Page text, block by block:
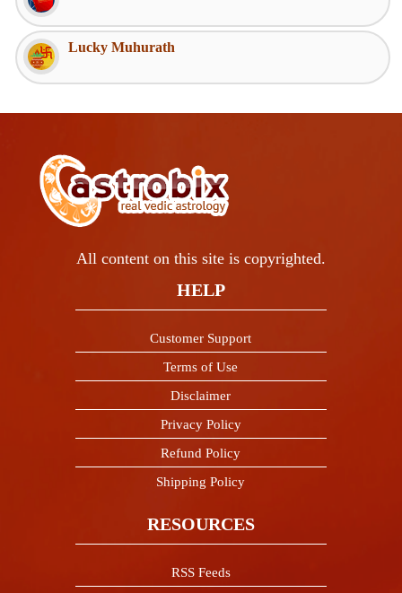
Lucky Muhurath
All content on this site is copyrighted.
HELP
Customer Support
Terms of Use
Disclaimer
Privacy Policy
Refund Policy
Shipping Policy
RESOURCES
RSS Feeds